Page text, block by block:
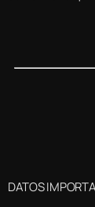
DATOS